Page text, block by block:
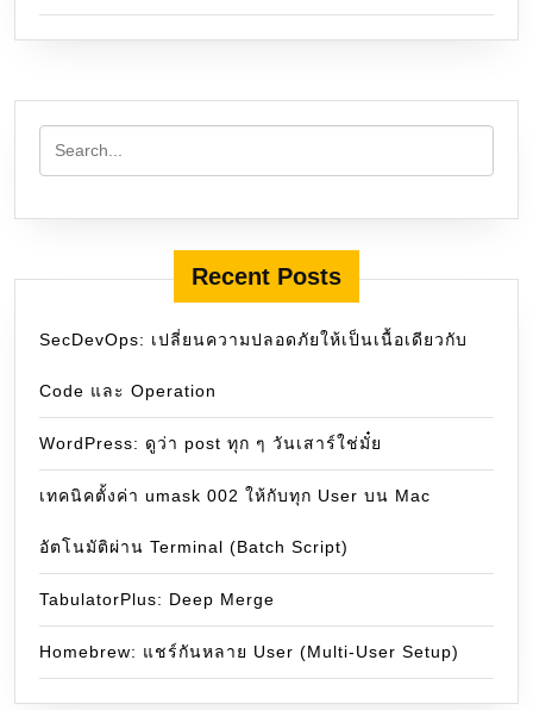
Recent Posts
SecDevOps: เปลี่ยนความปลอดภัยให้เป็นเนื้อเดียวกับ
Code และ Operation
WordPress: ดูว่า post ทุก ๆ วันเสาร์ใช่มั๋ย
เทคนิคตั้งค่า umask 002 ให้กับทุก User บน Mac
อัตโนมัติผ่าน Terminal (Batch Script)
TabulatorPlus: Deep Merge
Homebrew: แชร์กันหลาย User (Multi-User Setup)